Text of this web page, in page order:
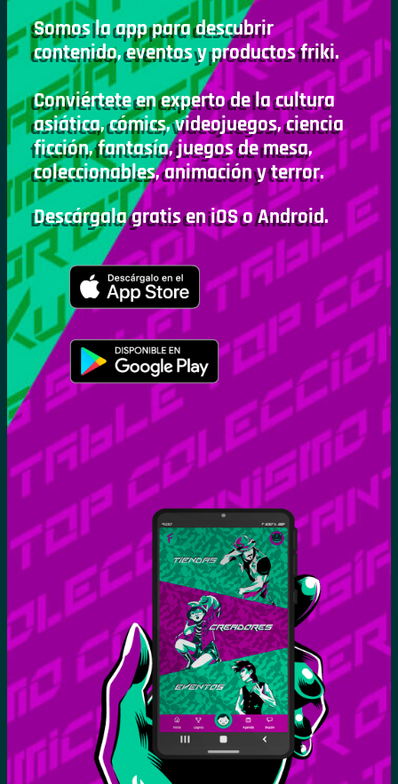
Somos la app para descubrir
contenido, eventos y productos friki.
Conviértete en experto de la cultura
asiática, cómics, videojuegos, ciencia
ficción, fantasía, juegos de mesa,
coleccionables, animación y terror.
Descárgala gratis en iOS o Android.